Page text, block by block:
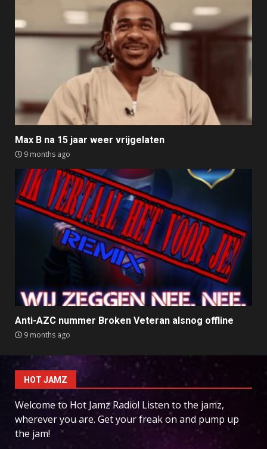
Max B na 15 jaar weer vrijgelaten
9 months ago
Anti-AZC nummer Broken Veteran alsnog offline
9 months ago
HOT JAMZ
Welcome to Hot Jamz Radio! Listen to the jamz,
wherever you are. Get your freak on and pump up
the jam!